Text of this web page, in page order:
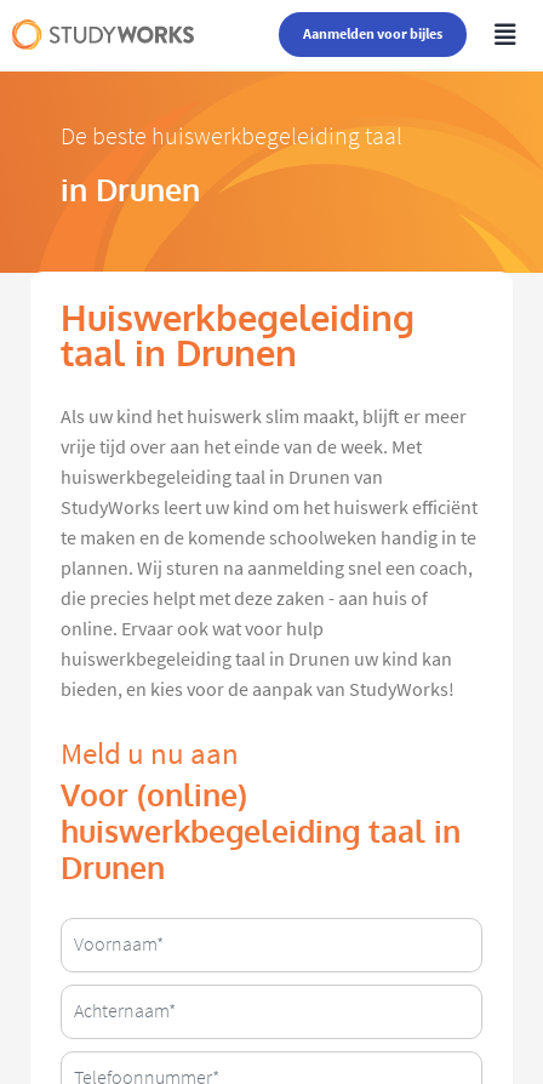
Aanmelden voor bijles
De beste huiswerkbegeleiding taal
in Drunen
Huiswerkbegeleiding
taal in Drunen
Als uw kind het huiswerk slim maakt, blijft er meer
vrije tijd over aan het einde van de week. Met
huiswerkbegeleiding taal in Drunen van
StudyWorks leert uw kind om het huiswerk efficiënt
te maken en de komende schoolweken handig in te
plannen. Wij sturen na aanmelding snel een coach,
die precies helpt met deze zaken - aan huis of
online. Ervaar ook wat voor hulp
huiswerkbegeleiding taal in Drunen uw kind kan
bieden, en kies voor de aanpak van StudyWorks!
Meld u nu aan
Voor (online)
huiswerkbegeleiding taal in
Drunen